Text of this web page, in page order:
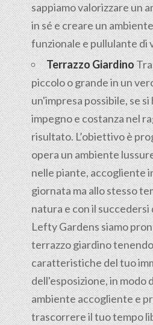
sappiamo valorizzare un
in sé e creare un
funzionale e pullulante di
Terrazzo Giardino
piccolo o grande in un
un'impresa possibile, se
impegno e costanza nel
risultato. L’obiettivo è
opera un ambiente
nelle piante, accogliente
giornata ma allo stesso
natura e con il
Lefty Gardens siamo
terrazzo giardino
caratteristiche del tuo
dell'esposizione, in modo
ambiente accogliente e
trascorrere il tuo tempo